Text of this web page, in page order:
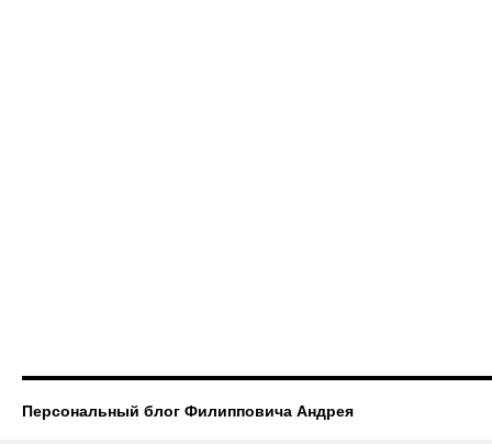
Персональный блог Филипповича Андрея